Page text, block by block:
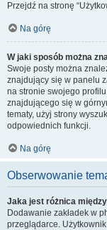
Przejdź na stronę
Na górę
W jaki sposób można
Swoje posty można
znajdujący się w panelu
na stronie swojego
znajdującego się w
tematy, użyj strony
odpowiednich funkcji.
Na górę
Obserwowanie
Jaka jest różnica
Dodawanie zakładek w
przeglądarce.